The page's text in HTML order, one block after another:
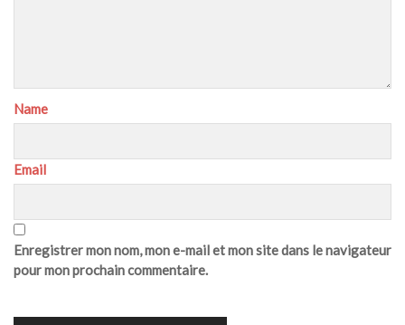
Name
Email
Enregistrer mon nom, mon e-mail et mon site dans le navigateur
pour mon prochain commentaire.